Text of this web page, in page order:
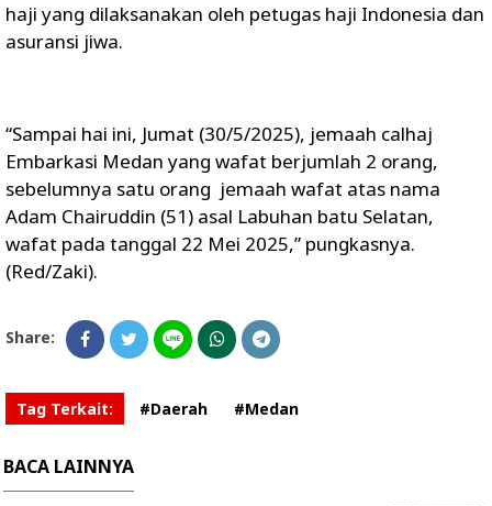
haji yang dilaksanakan oleh petugas haji Indonesia dan
asuransi jiwa.
“Sampai hai ini, Jumat (30/5/2025), jemaah calhaj
Embarkasi Medan yang wafat berjumlah 2 orang,
sebelumnya satu orang jemaah wafat atas nama
Adam Chairuddin (51) asal Labuhan batu Selatan,
wafat pada tanggal 22 Mei 2025,” pungkasnya.
(Red/Zaki).
Share:
Tag Terkait: #Daerah #Medan
BACA LAINNYA